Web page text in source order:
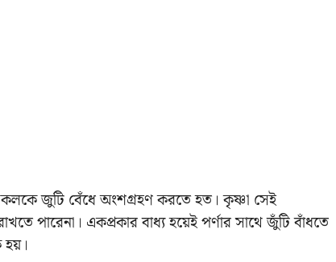
জুটি বেঁধে অংশগ্রহণ করতে হত। কৃষ্ণা সেই
পারেনা। একপ্রকার বাধ্য হয়েই পর্ণার সাথে জুঁটি বাঁধতে
হয়।